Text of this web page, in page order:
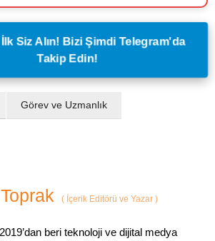
Siz Alın! Bizi Şimdi Telegram'da
Takip Edin!
Görev ve Uzmanlık
(İçerik Editörü ve Yazar )
beri teknoloji ve dijital medya